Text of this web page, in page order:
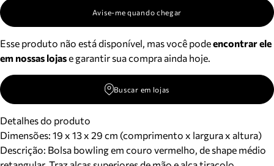
Avise-me quando chegar
Esse produto não está disponível, mas você podeencontrar ele
em nossas lojase garantir sua compra ainda hoje.
Buscar em lojas
Detalhes do produto
Dimensões: 19 x 13 x 29 cm (comprimento x largura x altura)
Descrição: Bolsa bowling em couro vermelho, de shape médio